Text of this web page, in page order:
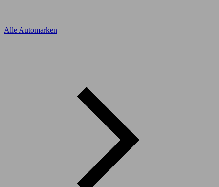
Alle Automarken